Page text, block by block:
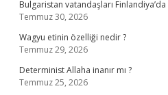
Bulgaristan vatandaşları
Temmuz 30, 2026
Wagyu etinin özelliği nedir ?
Temmuz 29, 2026
Determinist Allaha inanır mı ?
Temmuz 25, 2026